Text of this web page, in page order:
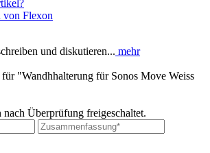
von Flexon
und diskutieren... mehr
"Wandhhalterung für Sonos Move Weiss
Überprüfung freigeschaltet.